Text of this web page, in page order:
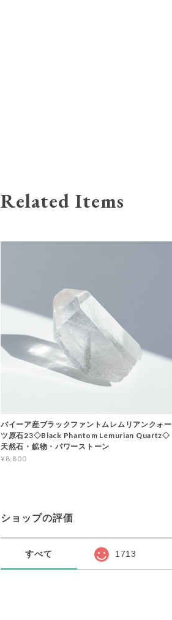
Related Items
バイーア産ブラックファントムレムリアンクォー
ツ原石23◇Black Phantom Lemurian Quartz◇
天然石・鉱物・パワーストーン
¥8,800
ショップの評価
すべて 1713